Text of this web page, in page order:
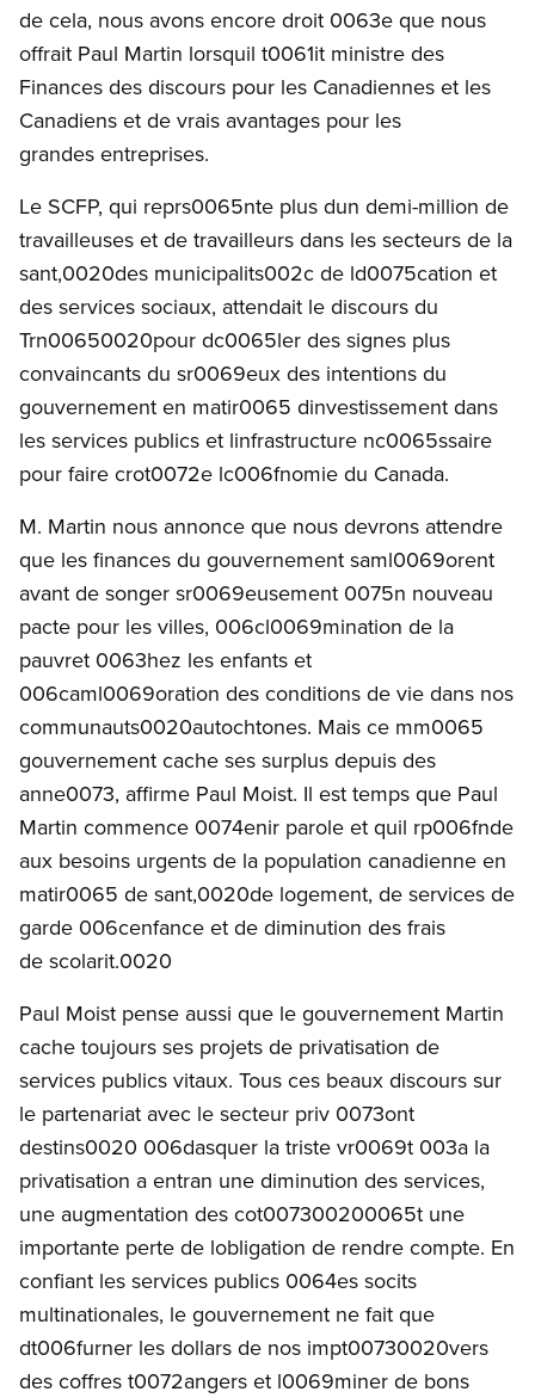
de cela, nous avons encore droit 0063e que nous
offrait Paul Martin lorsquil t0061it ministre des
Finances des discours pour les Canadiennes et les
Canadiens et de vrais avantages pour les
grandes entreprises.
Le SCFP, qui reprs0065nte plus dun demi-million de
travailleuses et de travailleurs dans les secteurs de la
sant,0020des municipalits002c de ld0075cation et
des services sociaux, attendait le discours du
Trn00650020pour dc0065ler des signes plus
convaincants du sr0069eux des intentions du
gouvernement en matir0065 dinvestissement dans
les services publics et linfrastructure nc0065ssaire
pour faire crot0072e lc006fnomie du Canada.
M. Martin nous annonce que nous devrons attendre
que les finances du gouvernement saml0069orent
avant de songer sr0069eusement 0075n nouveau
pacte pour les villes, 006cl0069mination de la
pauvret 0063hez les enfants et
006caml0069oration des conditions de vie dans nos
communauts0020autochtones. Mais ce mm0065
gouvernement cache ses surplus depuis des
anne0073, affirme Paul Moist. Il est temps que Paul
Martin commence 0074enir parole et quil rp006fnde
aux besoins urgents de la population canadienne en
matir0065 de sant,0020de logement, de services de
garde 006cenfance et de diminution des frais
de scolarit.0020
Paul Moist pense aussi que le gouvernement Martin
cache toujours ses projets de privatisation de
services publics vitaux. Tous ces beaux discours sur
le partenariat avec le secteur priv 0073ont
destins0020 006dasquer la triste vr0069t 003a la
privatisation a entran une diminution des services,
une augmentation des cot007300200065t une
importante perte de lobligation de rendre compte. En
confiant les services publics 0064es socits
multinationales, le gouvernement ne fait que
dt006furner les dollars de nos impt00730020vers
des coffres t0072angers et l0069miner de bons